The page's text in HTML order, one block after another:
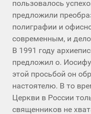
пользовалось
предложили
полиграфии и
современным, и
В 1991 году
предложил о.
этой просьбой он
настоятелю. В то
Церкви в России
священников не